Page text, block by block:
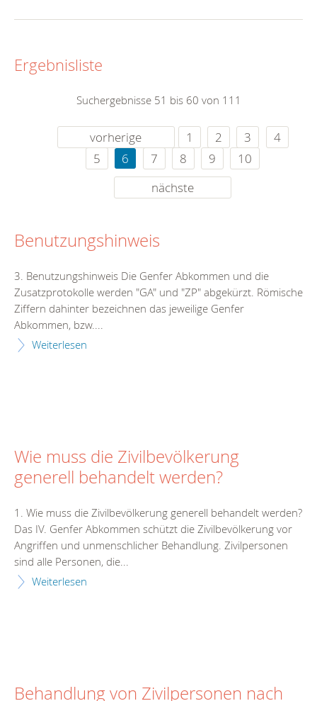
Ergebnisliste
Suchergebnisse 51 bis 60 von 111
vorherige 1 2 3
4
5
6 7 8 9
10
nächste
Benutzungshinweis
3. Benutzungshinweis Die Genfer Abkommen und die
Zusatzprotokolle werden "GA" und "ZP" abgekürzt. Römische
Ziffern dahinter bezeichnen das jeweilige Genfer
Abkommen, bzw....
Weiterlesen
Wie muss die Zivilbevölkerung
generell behandelt werden?
1. Wie muss die Zivilbevölkerung generell behandelt werden?
Das IV. Genfer Abkommen schützt die Zivilbevölkerung vor
Angriffen und unmenschlicher Behandlung. Zivilpersonen
sind alle Personen, die...
Weiterlesen
Behandlung von Zivilpersonen nach